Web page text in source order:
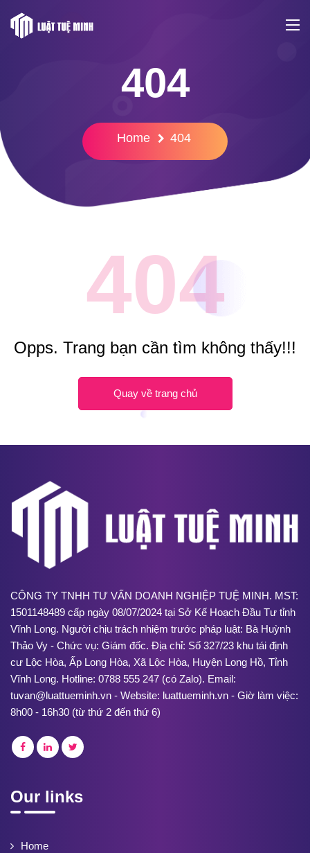
404
Home 404
404
Opps. Trang bạn cần tìm không thấy!!!
Quay về trang chủ
CÔNG TY TNHH TƯ VẤN DOANH NGHIỆP TUỆ MINH. MST:
1501148489 cấp ngày 08/07/2024 tại Sở Kế Hoạch Đầu Tư tỉnh
Vĩnh Long. Người chịu trách nhiệm trước pháp luật: Bà Huỳnh
Thảo Vy - Chức vụ: Giám đốc. Địa chỉ: Số 327/23 khu tái định
cư Lộc Hòa, Ấp Long Hòa, Xã Lộc Hòa, Huyện Long Hồ, Tỉnh
Vĩnh Long. Hotline: 0788 555 247 (có Zalo). Email:
tuvan@luattueminh.vn - Website: luattueminh.vn - Giờ làm việc:
8h00 - 16h30 (từ thứ 2 đến thứ 6)
Our links
Home